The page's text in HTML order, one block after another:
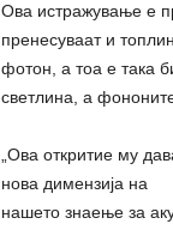
Ова истражување е
пренесуваат и
фотон, а тоа е така
светлина, а
„Ова откритие му
нова димензија на
нашето знаење за